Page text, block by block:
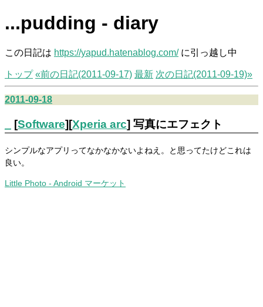
...pudding - diary
この日記は https://yapud.hatenablog.com/に引っ越し中
トップ «前の日記(2011-09-17) 最新 次の日記(2011-09-19)»
2011-09-18
[Software][Xperia arc] 写真にエフェクト
シンプルなアプリってなかなかないよねえ。と思ってたけどこれは
良い。
Little Photo - Android マーケット